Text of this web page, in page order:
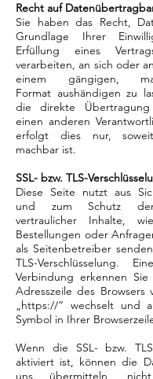
Recht auf
Sie haben das Recht,
Grundlage Ihrer
Erfüllung eines
verarbeiten, an sich oder
einem gängigen,
Format aushändigen zu
die direkte
einen anderen
erfolgt dies nur,
machbar ist.
SSL- bzw. TLS-
Diese Seite nutzt aus
und zum Schutz der
vertraulicher Inhalte,
Bestellungen oder
als Seitenbetreiber
TLS-Verschlüsselung.
Verbindung erkennen
Adresszeile des
„https://“ wechselt und
Symbol in Ihrer
Wenn die SSL- bzw.
aktiviert ist, können die
uns übermitteln,